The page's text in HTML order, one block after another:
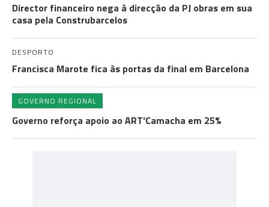
Director financeiro nega à direcção da PJ obras em sua
casa pela Construbarcelos
DESPORTO
Francisca Marote fica às portas da final em Barcelona
GOVERNO REGIONAL
Governo reforça apoio ao ART'Camacha em 25%